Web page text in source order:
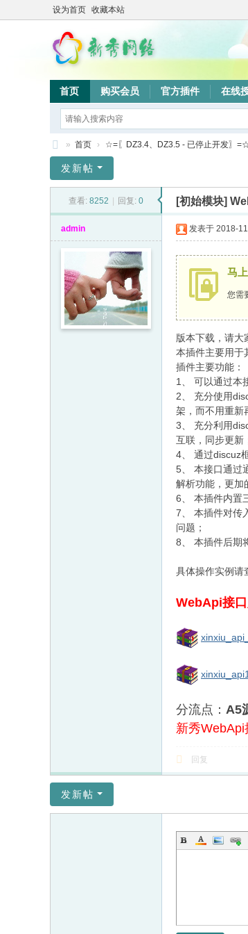
设为首页 收藏本站
首页 购买会员 官方插件 在线
秀
» 首页 › ☆=〖DZ3.4、DZ3.5 - 已停止开发〗
发新帖
查看: 8252 回复: 0 [初始模块]
admin 发表于 2018-
马
您需
版本下载，请大
本插件主要用于
插件主要功能：
1、 可以通过本
2、 充分使用
架，而不用重新
3、 充分利用
互联，同步更新
4、 通过discuz
5、 本接口通过
解析功能，更加
6、 本插件内置
7、 本插件对传
问题；
8、 本插件后期
具体操作实例请
WebApi接口
分流点： A5
新秀
回复
发新帖